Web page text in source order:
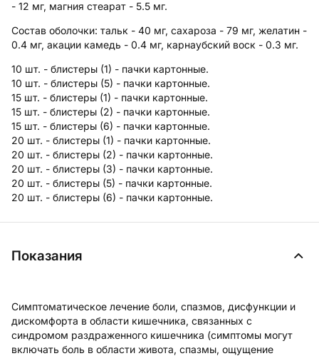
- 12 мг, магния стеарат - 5.5 мг.
Состав оболочки: тальк - 40 мг, сахароза - 79 мг, желатин -
0.4 мг, акации камедь - 0.4 мг, карнаубский воск - 0.3 мг.
10 шт. - блистеры (1) - пачки картонные.
10 шт. - блистеры (5) - пачки картонные.
15 шт. - блистеры (1) - пачки картонные.
15 шт. - блистеры (2) - пачки картонные.
15 шт. - блистеры (6) - пачки картонные.
20 шт. - блистеры (1) - пачки картонные.
20 шт. - блистеры (2) - пачки картонные.
20 шт. - блистеры (3) - пачки картонные.
20 шт. - блистеры (5) - пачки картонные.
20 шт. - блистеры (6) - пачки картонные.
Показания
Симптоматическое лечение боли, спазмов, дисфункции и
дискомфорта в области кишечника, связанных с
синдромом раздраженного кишечника (симптомы могут
включать боль в области живота, спазмы, ощущение